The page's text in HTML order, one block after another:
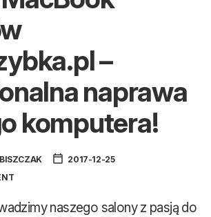
–
naprawa
komputera!
2017-12-25
naszego salony z pasją do